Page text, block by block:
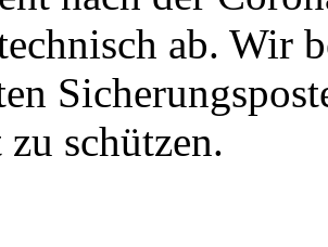
ab. Wir
schützen.